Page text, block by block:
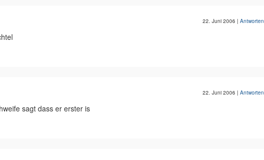
22. Juni 2006 | Antworten
22. Juni 2006 | Antworten
sagt dass er erster is